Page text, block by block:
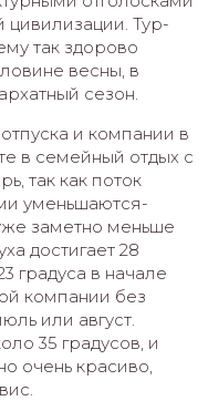
Тур-
так здорово
весны, в
сезон.
и компании в
в семейный отдых с
так как поток
уменьшаются-
заметно меньше
достигает 28
градуса в начале
компании без
или август.
35 градусов, и
очень красиво,